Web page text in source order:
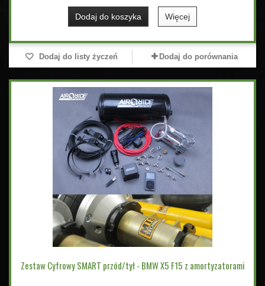
Dodaj do koszyka Więcej
Dodaj do listy życzeń Dodaj do porównania
Zestaw Cyfrowy SMART przód/tył - BMW X5 F15 z amortyzatorami